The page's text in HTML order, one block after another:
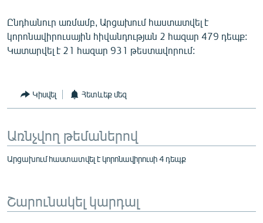
Ընդհանուր առմամբ, Արցախում հաստատվել է
կորոնավիրուսային հիվանդության 2 հազար 479 դեպք:
Կատարվել է 21 հազար 931 թեստավորում:
Կիսվել Հետևեք մեզ
Առնչվող թեմաներով
Արցախում հաստատվել է կորոնավիրուսի 4 դեպք
Շարունակել կարդալ